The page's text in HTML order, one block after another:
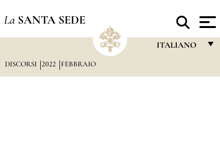
La SANTA SEDE
ITALIANO
DISCORSI 2022 FEBBRAIO